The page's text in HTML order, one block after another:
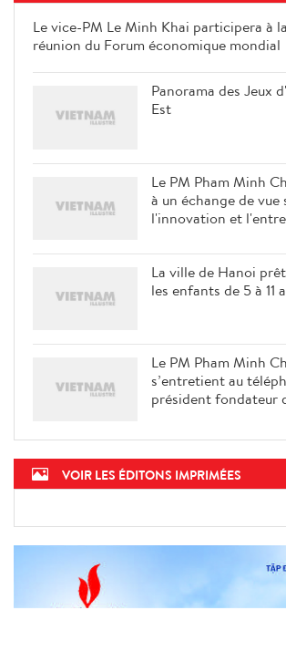
Le vice-PM Le Minh Khai participera à
réunion du Forum économique mondial
Panorama des Jeux
Est
Le PM Pham Minh
à un échange de vue
l'innovation et
La ville de Hanoi
les enfants de 5 à 11
Le PM Pham Minh
s’entretient au
président fondateur
VOIR LES ÉDITONS IMPRIMÉES